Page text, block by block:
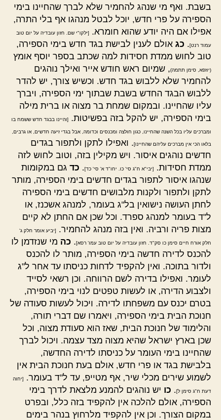
בשבת. ואף מי שנהג להחמיר שלא לברך שהחיינו בימי
הספירה על פרי חדש, יוכל לבטל מנהגו אף בלי התרה,
אפילו אם היה יודע שהוא חומרא.
[ילקו"י שם. חזון עובדיה על יום טוב
עמוד רנט]. כג אולם לענין לבישת בגד חדש בימי הספירה,
טוב לחוש ממדת חסידות למה שכתב בספר יוסף אומץ
(יוזפא, סימן תתמה), שמיום ראש חודש אייר ואילך נוהגים
להחמיר שלא ללבוש בגד חדש. וכשיש צורך, יש להדר
ללבוש הבגד החדש בשבת שבתוך ימי הספירה, ויברך
עליו שהחיינו. ובמקום שמחת בר מצוה או ברית מילה
בימי הספירה, יש להקל בזה בפשיטות.
[והיינו בבגד חדש ששמח בו
ומברכים עליו בכל השנה שהחיינו, כגון חולצה ומכנסים וכדומה, אבל בגדי זיעה חדשים, או גרבים,
בלאו הכי אין מברכים עליהם שהחיינו]. ואפילו לתקן ולתפור בגדים
חדשים נוהגים איסור. ויש מקילין בזה, וטוב לחוש לזה
ממדת חסידות.
[יבי"א ח"ג סי' כו. יחו"ד א' סי' כד]. כד גם במקומות
שנהגו איסור לתפור בגדים חדשים בימי הספירה, מותר
לתקן ולתפור ולקנות מלבושים חדשים בימי הספירה
לחתן העושה נישואין בל"ג בעומר, למנהג אשכנז, או
ל"ד בעומר למנהג ספרד. וכל שכן אם החתן לא קיים
מצות פריה ורביה. ואין בזה מנהג להחמיר.
[יביע אומר חלק ג'
חלק אורח חיים סימן כו סק"ד. חזון עובדיה על יום טוב עמו' רסא]. כה מי שנזדמן לו
להכנס לדירה חדשה בימי הספירה, מותר לו להכנס
ולדור בתוכה. ואין להקפיד לדחות כניסתו עד אחר ל"ג
לעומר. ואפילו בדירה לשם הרווחה. וכן רשאי לסייד
ולצבוע הדירה, או לעשות טפטים לנוי בימי הספירה,
בטרם יכנס עם משפחתו לדירה. ויכול לעשות סעודה של
חנוכת הבית בימי הספירה, ויאמרו שם דברי תורה,
והלימוד של חנוכת הבית, שאז הוא סעודת מצוה, וכל
שכן בארץ ישראל שהיא מצוה מצד עצמה. ויכול לברך
שהחיינו בימי העומר על כניסתו לדירה החדשה,
בלבישת בגד או פרי חדש, אולם בעת חנוכת הבית אין
לשמוע שירים מכלי שיר, אף מטייפ, עד ל"ד בעומר.
[יחוה
דעת ח"ג סימן ל]. כו יש נוהגים להמנע מלצאת לדרך בימי
הספירה, אולם להלכה אין להקפיד בזה כלל, ובפרט
במקום הצורך. וכן אין להקפיד מלרחוץ בנהר בימים